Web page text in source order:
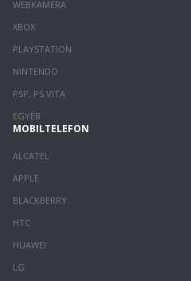
WEBKAMERA
XBOX
PLAYSTATION
NINTENDO
PSP, PS VITA
EGYÉB
MOBILTELEFON
ALCATEL
APPLE
BLACKBERRY
HTC
HUAWEI
LG